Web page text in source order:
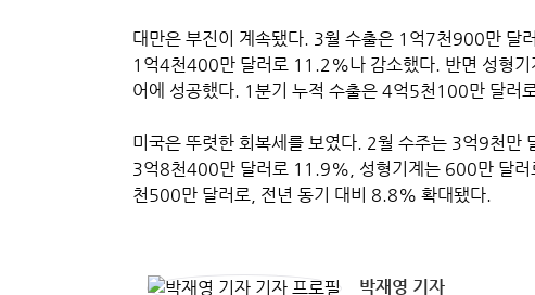
대만은 부진이 계속됐다. 3월 수출은 1억7천900만 달
1억4천400만 달러로 11.2%나 감소했다. 반면 성형
어에 성공했다. 1분기 누적 수출은 4억5천100만 달러
미국은 뚜렷한 회복세를 보였다. 2월 수주는 3억9천
3억8천400만 달러로 11.9%, 성형기계는 600만 달
천500만 달러로, 전년 동기 대비 8.8% 확대됐다.
박재영 기자